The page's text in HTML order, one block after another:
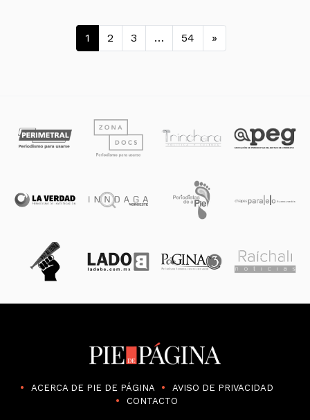
Navegación de entradas
1 2 3 … 54 »
ACERCA DE PIE DE PÁGINA
AVISO DE PRIVACIDAD
CONTACTO